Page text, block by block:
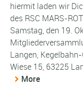
hiermit laden wir
des RSC MARS-
Samstag, den 19.
Langen,
Wiese 15, 63225
More